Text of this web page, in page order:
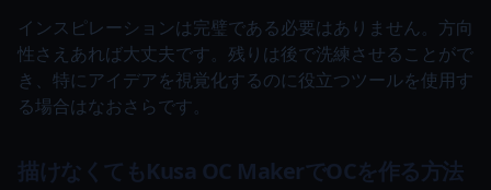
インスピレーションは完璧である必要はありません。方向
性さえあれば大丈夫です。残りは後で洗練させることがで
き、特にアイデアを視覚化するのに役立つツールを使用す
る場合はなおさらです。
描けなくてもKusa OC MakerでOCを作る方法